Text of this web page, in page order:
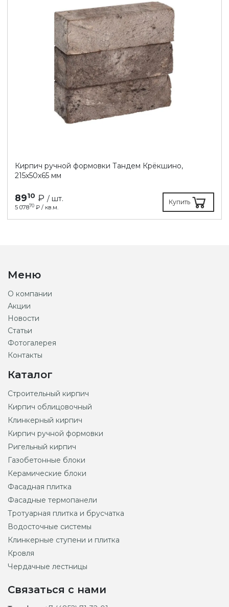
Кирпич ручной формовки Тандем Крёкшино,
215х50х65 мм
8910 ₽ / шт.
5 07870 ₽ / кв.м.
Купить
Меню
О компании
Акции
Новости
Статьи
Фотогалерея
Контакты
Каталог
Строительный кирпич
Кирпич облицовочный
Клинкерный кирпич
Кирпич ручной формовки
Ригельный кирпич
Газобетонные блоки
Керамические блоки
Фасадная плитка
Фасадные термопанели
Тротуарная плитка и брусчатка
Водосточные системы
Клинкерные ступени и плитка
Кровля
Чердачные лестницы
Связаться с нами